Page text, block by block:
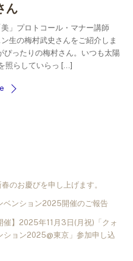
ん
」プロトコール・マナー講師
生の梅村武史さんをご紹介しま
ったりの梅村さん。いつも太陽
照らしていらっ […]
のお慶びを申し上げます。
ベンション2025開催のご報告
催】2025年11月3日(月祝)「クォ
ション2025@東京」参加申し込